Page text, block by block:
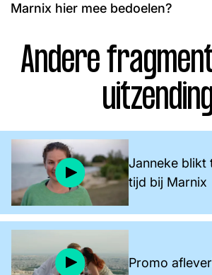
Marnix hier mee bedoelen?
Andere
Janneke blikt
tijd bij Marnix
Promo